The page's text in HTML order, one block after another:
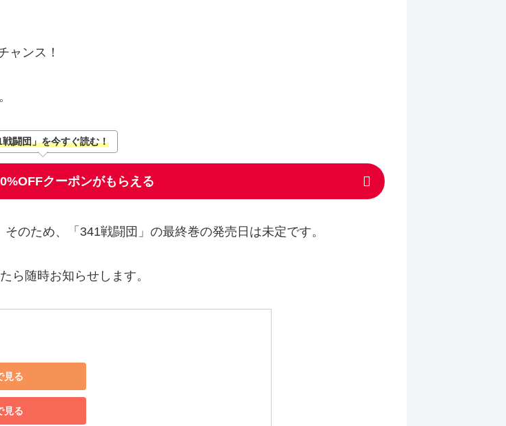
ャンス！
戦闘団」を今すぐ読む！
クーポンがもらえる
のため、「341戦闘団」の最終巻の発売日は未定です。
ら随時お知らせします。
見る
見る